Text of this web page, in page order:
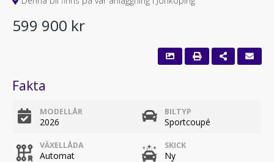
599 900 kr
Fakta
MODELLÅR
2026
BILTYP
Sportcoupé
VÄXELLÅDA
Automat
SKICK
Ny